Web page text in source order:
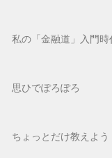
私の「金融道」入門時
思ひでぽろぽろ
ちょっとだけ教えよ